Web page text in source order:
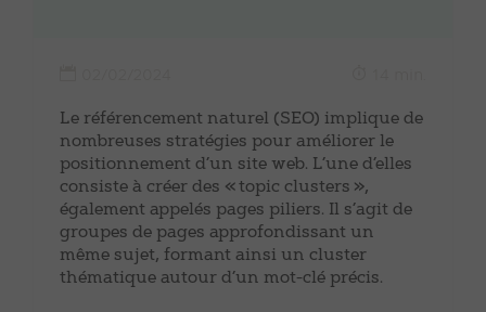
Le référencement naturel (SEO) implique de
nombreuses stratégies pour améliorer le
positionnement d’un site web. L’une d’elles
consiste à créer des « topic clusters »,
également appelés pages piliers. Il s’agit de
groupes de pages approfondissant un
même sujet, formant ainsi un cluster
thématique autour d’un mot-clé précis.